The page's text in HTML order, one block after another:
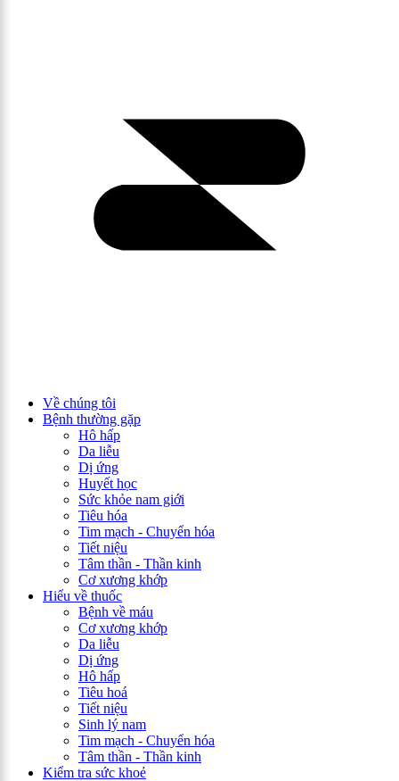
Về chúng tôi
Bệnh thường gặp
Hô hấp
Da liễu
Dị ứng
Huyết học
Sức khỏe nam giới
Tiêu hóa
Tim mạch - Chuyển hóa
Tiết niệu
Tâm thần - Thần kinh
Cơ xương khớp
Hiểu về thuốc
Bệnh về máu
Cơ xương khớp
Da liễu
Dị ứng
Hô hấp
Tiêu hoá
Tiết niệu
Sinh lý nam
Tim mạch - Chuyển hóa
Tâm thần - Thần kinh
Kiểm tra sức khoẻ